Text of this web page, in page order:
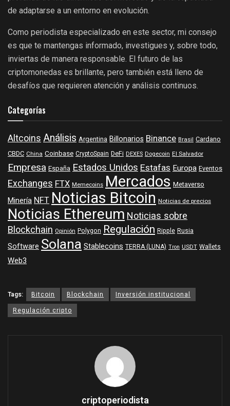
de adaptarse a un entorno en evolución.
Como periodista especializado en este sector, mi consejo
es que te mantengas informado, investigues y, sobre todo,
inviertas de manera responsable. El futuro de las
criptomonedas es brillante, pero también está lleno de
desafíos que requieren atención y análisis continuos.
Categorías
Altcoins Análisis Argentina Billonarios Binance Brasil Cardano
CBDC China Coinbase CryptoSpain DeFi DEXES Dogecoin El Salvador
Empresa España Estados Unidos Estafas Europa Eventos
Exchanges FTX Memecoins Mercados Metaverso
Minería NFTNoticias Bitcoin Noticias de precios
Noticias EthereumNoticias sobre
Blockchain Opinión Polygon Regulación Ripple Rusia
Software Solana Stablecoins TERRA (LUNA) Tron USDT Wallets
Web3
Tags: Bitcoin Blockchain
Inversión institucional
Regulación cripto
criptoperiodista